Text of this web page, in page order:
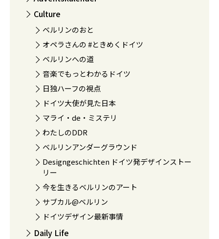
Culture
ベルリンのおと
オペラさんの #ときめくドイツ
ベルリンへの道
音楽でもっとわかるドイツ
日独ハーフの視点
ドイツ大使が見た日本
マライ・de・ミステリ
わたしのDDR
ベルリンアンダーグラウンド
Designgeschichten ドイツ発デザインストー
リー
今を生きるベルリンのアート
サブカル@ベルリン
ドイツデザイン最新事情
Daily Life